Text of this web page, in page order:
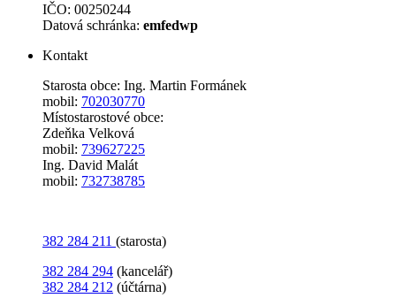
IČO: 00250244
Datová schránka: emfedwp
Kontakt
Starosta obce: Ing. Martin Formánek
mobil: 702030770
Místostarostové obce:
Zdeňka Velková
mobil: 739627225
Ing. David Malát
mobil: 732738785
382 284 211 (starosta)
382 284 294 (kancelář)
382 284 212 (účtárna)